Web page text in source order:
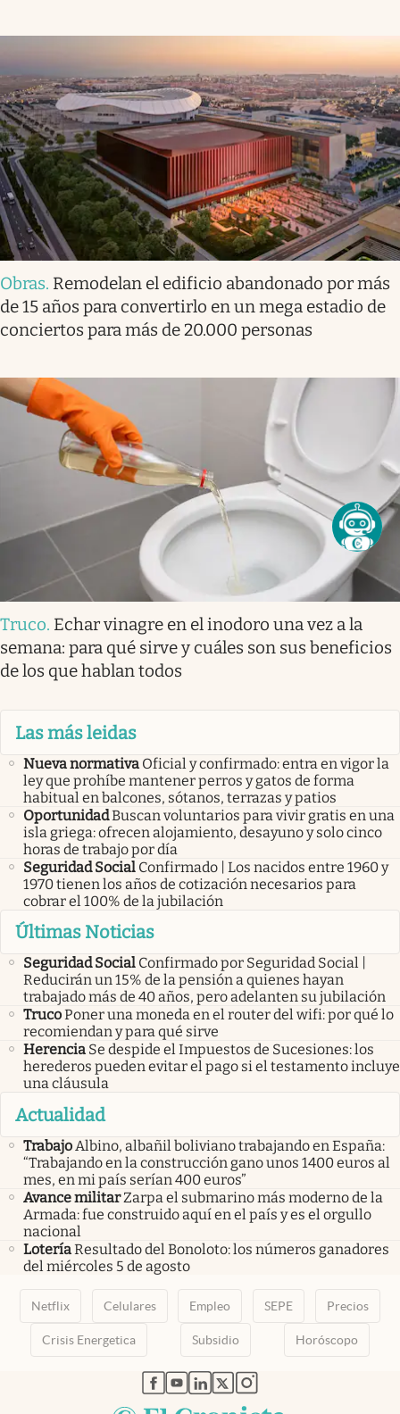
Obras. Remodelan el edificio abandonado por más
de 15 años para convertirlo en un mega estadio de
conciertos para más de 20.000 personas
Truco. Echar vinagre en el inodoro una vez a la
semana: para qué sirve y cuáles son sus beneficios
de los que hablan todos
Las más leidas
Nueva normativa Oficial y confirmado: entra en vigor la
ley que prohíbe mantener perros y gatos de forma
habitual en balcones, sótanos, terrazas y patios
OportunidadBuscan voluntarios para vivir gratis en una
isla griega: ofrecen alojamiento, desayuno y solo cinco
horas de trabajo por día
Seguridad Social Confirmado | Los nacidos entre 1960 y
1970 tienen los años de cotización necesarios para
cobrar el 100% de la jubilación
Últimas Noticias
Seguridad Social Confirmado por Seguridad Social |
Reducirán un 15% de la pensión a quienes hayan
trabajado más de 40 años, pero adelanten su jubilación
TrucoPoner una moneda en el router del wifi: por qué lo
recomiendan y para qué sirve
Herencia Se despide el Impuestos de Sucesiones: los
herederos pueden evitar el pago si el testamento incluye
una cláusula
Actualidad
TrabajoAlbino, albañil boliviano trabajando en España:
“Trabajando en la construcción gano unos 1400 euros al
mes, en mi país serían 400 euros”
Avance militarZarpa el submarino más moderno de la
Armada: fue construido aquí en el país y es el orgullo
nacional
LoteríaResultado del Bonoloto: los números ganadores
del miércoles 5 de agosto
Netflix Celulares Empleo SEPE Precios
Crisis Energetica Subsidio Horóscopo
abre en nueva pestaña
abre en nueva pestaña
abre en nueva pestaña
abre en nueva pestaña
abre en nueva pestaña